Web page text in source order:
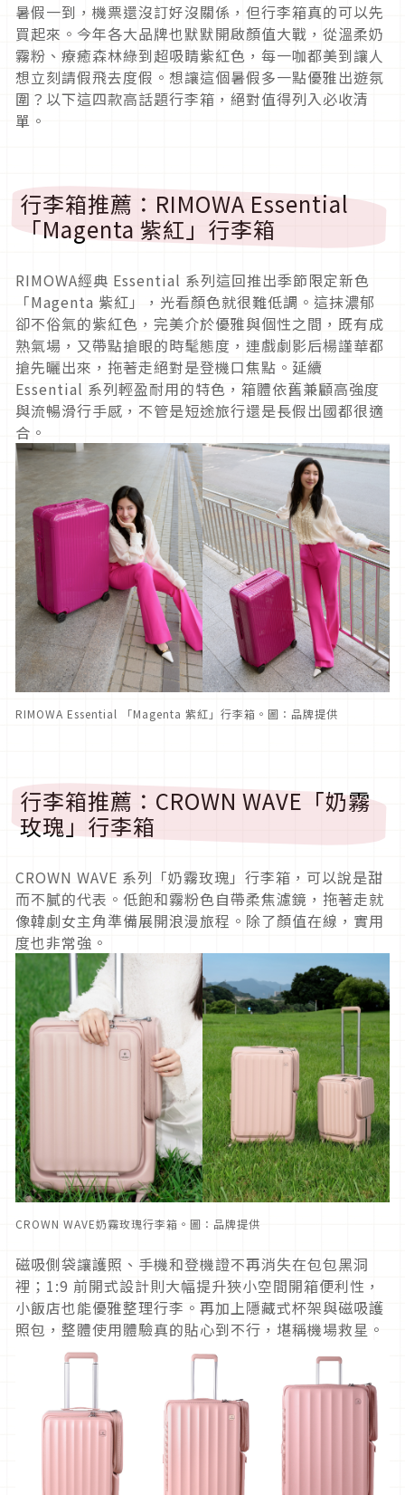
暑假一到，機票還沒訂好沒關係，但行李箱真的可以先
買起來。今年各大品牌也默默開啟顏值大戰，從溫柔奶
霧粉、療癒森林綠到超吸睛紫紅色，每一咖都美到讓人
想立刻請假飛去度假。想讓這個暑假多一點優雅出遊氛
圍？以下這四款高話題行李箱，絕對值得列入必收清
單。
行李箱推薦：RIMOWA Essential
「Magenta 紫紅」行李箱
RIMOWA經典 Essential 系列這回推出季節限定新色
「Magenta 紫紅」，光看顏色就很難低調。這抹濃郁
卻不俗氣的紫紅色，完美介於優雅與個性之間，既有成
熟氣場，又帶點搶眼的時髦態度，連戲劇影后楊謹華都
搶先曬出來，拖著走絕對是登機口焦點。延續
Essential 系列輕盈耐用的特色，箱體依舊兼顧高強度
與流暢滑行手感，不管是短途旅行還是長假出國都很適
合。
RIMOWA Essential 「Magenta 紫紅」行李箱。圖：品牌提供
行李箱推薦：CROWN WAVE「奶霧
玫瑰」行李箱
CROWN WAVE 系列「奶霧玫瑰」行李箱，可以說是甜
而不膩的代表。低飽和霧粉色自帶柔焦濾鏡，拖著走就
像韓劇女主角準備展開浪漫旅程。除了顏值在線，實用
度也非常強。
CROWN WAVE奶霧玫瑰行李箱。圖：品牌提供
磁吸側袋讓護照、手機和登機證不再消失在包包黑洞
裡；1:9 前開式設計則大幅提升狹小空間開箱便利性，
小飯店也能優雅整理行李。再加上隱藏式杯架與磁吸護
照包，整體使用體驗真的貼心到不行，堪稱機場救星。